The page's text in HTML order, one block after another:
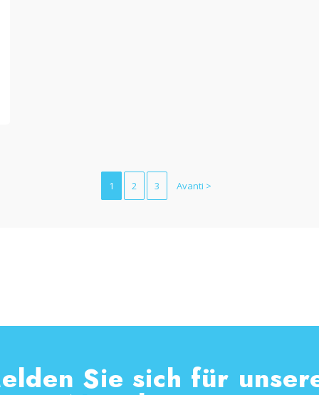
1 2 3 Avanti >
Sie sich für